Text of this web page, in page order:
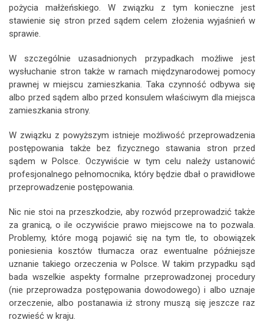
pożycia małżeńskiego. W związku z tym konieczne jest
stawienie się stron przed sądem celem złożenia wyjaśnień w
sprawie.
W szczególnie uzasadnionych przypadkach możliwe jest
wysłuchanie stron także w ramach międzynarodowej pomocy
prawnej w miejscu zamieszkania. Taka czynność odbywa się
albo przed sądem albo przed konsulem właściwym dla miejsca
zamieszkania strony.
W związku z powyższym istnieje możliwość przeprowadzenia
postępowania także bez fizycznego stawania stron przed
sądem w Polsce. Oczywiście w tym celu należy ustanowić
profesjonalnego pełnomocnika, który będzie dbał o prawidłowe
przeprowadzenie postępowania.
Nic nie stoi na przeszkodzie, aby rozwód przeprowadzić także
za granicą, o ile oczywiście prawo miejscowe na to pozwala.
Problemy, które mogą pojawić się na tym tle, to obowiązek
poniesienia kosztów tłumacza oraz ewentualne późniejsze
uznanie takiego orzeczenia w Polsce. W takim przypadku sąd
bada wszelkie aspekty formalne przeprowadzonej procedury
(nie przeprowadza postępowania dowodowego) i albo uznaje
orzeczenie, albo postanawia iż strony muszą się jeszcze raz
rozwieść w kraju.